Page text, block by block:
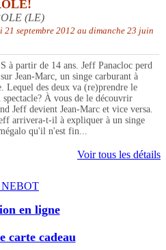
(LE)
21 septembre 2012 au dimanche 23 juin
à partir de 14 ans. Jeff Panacloc perd
Jean-Marc, un singe carburant à
Lequel des deux va (re)prendre le
À vous de le découvrir
Jeff devient Jean-Marc et vice versa.
arrivera-t-il à expliquer à un singe
qu'il n'est fin...
Voir tous les détails
NEBOT
en ligne
carte cadeau